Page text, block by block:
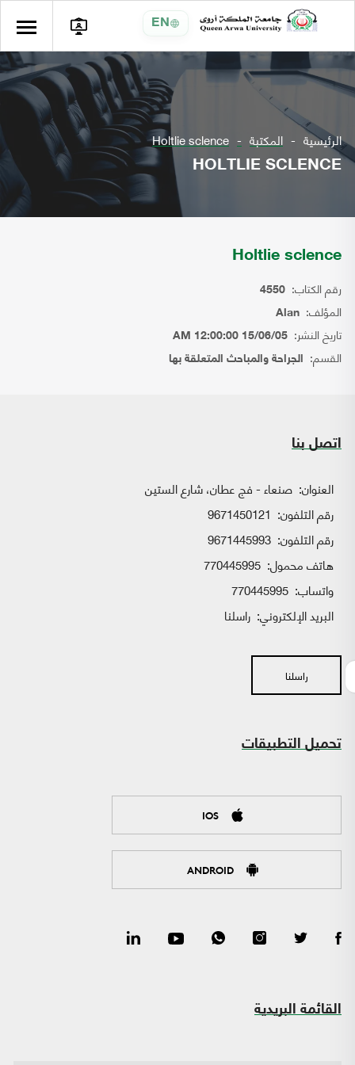
EN
الرئيسية المكتبة Holtlie sclence
HOLTLIE SCLENCE
Holtlie sclence
رقم الكتاب: 4550
المؤلف: Alan
تاريخ النشر: 15/06/05 12:00:00 AM
القسم: الجراحة والمباحث المتعلقة بها
اتصل بنا
العنوان: صنعاء - فج عطان، شارع الستين
رقم التلفون: 9671450121
رقم التلفون: 9671445993
هاتف محمول: 770445995
واتساب:
البريد الإلكتروني: راسلنا
راسلنا
تحميل التطبيقات
IOS
ANDROID
القائمة البريدية